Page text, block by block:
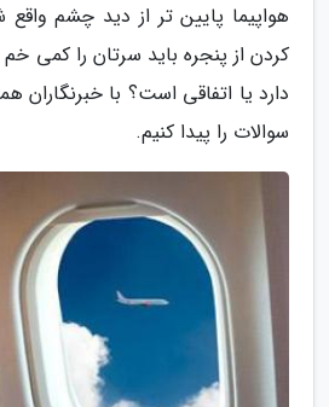
هواپیما پایین تر از دید چشم
کردن از پنجره باید سرتان را کمی خم
دارد یا اتفاقی است؟ با خبرنگاران
سوالات را پیدا کنیم.